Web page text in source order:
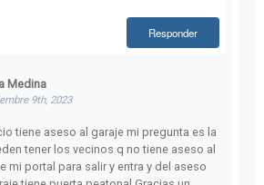
Responder
Medina
9th, 2023
tiene aseso al garaje mi pregunta es la
tener los vecinos q no tiene aseso al
mi portal para salir y entra y del aseso